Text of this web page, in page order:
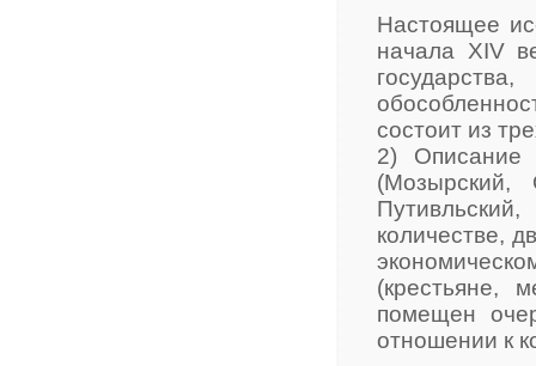
Настоящее
начала XIV
состоит из
2) Описание
(Мозырский,
количестве,
(крестьяне,
помещен
отношении к